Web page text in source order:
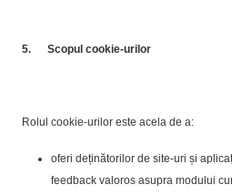
5. Scopul cookie-urilor
Rolul cookie-urilor este acela de a:
oferi deținătorilor de site-uri și
feedback valoros asupra modului